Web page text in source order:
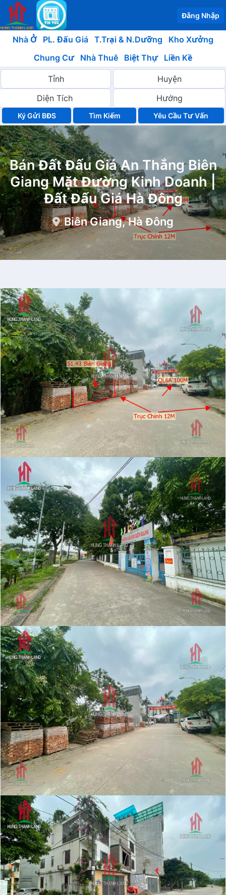
Đăng Nhập
Nhà Ở PL. Đấu Giá T.Trại & N.Dưỡng
Kho Xưởng
Chung Cư
Nhà Thuê Biệt Thự Liền Kề
Ký Gửi BĐS Yêu Cầu Tư Vấn
Bán Đất Đấu Giá An Thắng Biên
Giang Mặt Đường Kinh Doanh |
Đất Đấu Giá Hà Đông
Biên Giang, Hà Đông